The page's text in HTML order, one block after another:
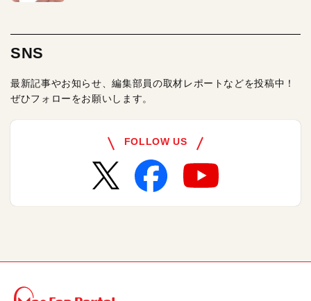
SNS
最新記事やお知らせ、編集部員の取材レポートなどを投稿中！
ぜひフォローをお願いします。
FOLLOW US